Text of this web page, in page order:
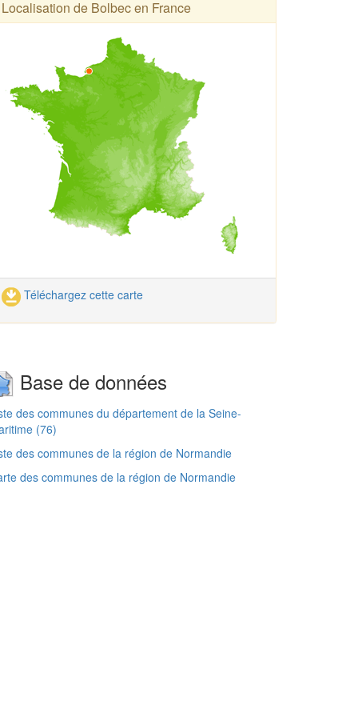
Localisation de Bolbec en France
Téléchargez cette carte
Base de données
des communes du département de la Seine-
(76)
des communes de la région de Normandie
des communes de la région de Normandie